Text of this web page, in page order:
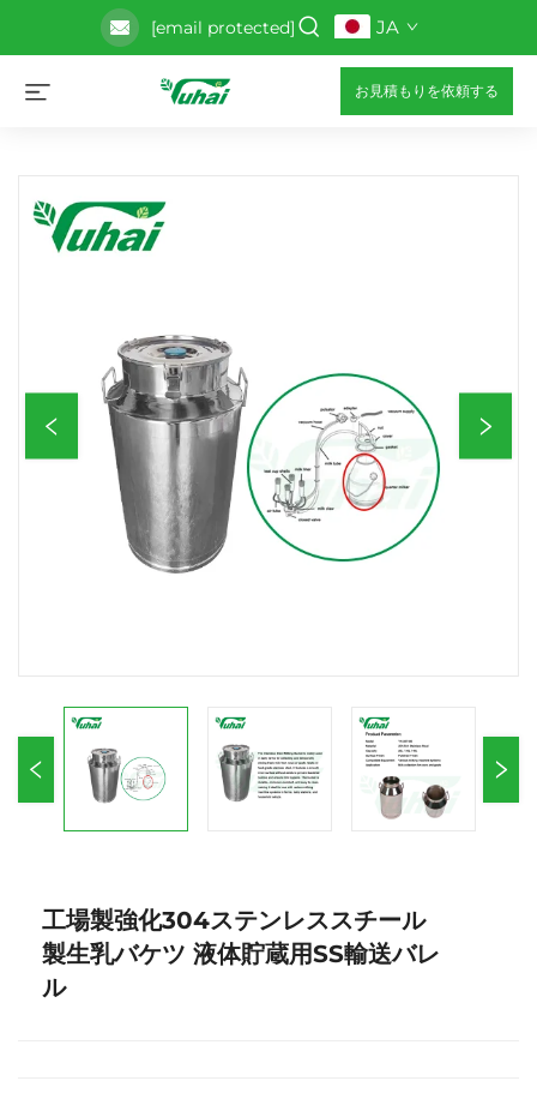
[email protected] JA
お見積もりを依頼する
工場製強化304ステンレススチール
製生乳バケツ 液体貯蔵用SS輸送バレ
ル